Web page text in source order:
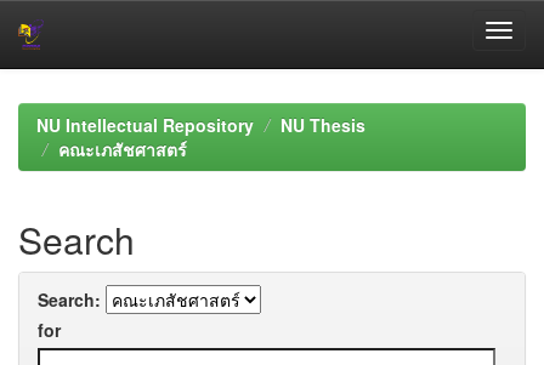
navigationNU Intellectual Repository
NU Thesis
คณะเภสัชศาสตร์
Search
Search:
for